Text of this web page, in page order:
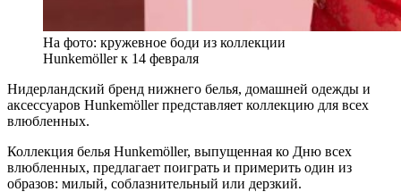
На фото: кружевное боди из коллекции
Hunkemöller к 14 февраля
Нидерландский бренд нижнего белья, домашней одежды и
аксессуаров Hunkemöller представляет коллекцию для всех
влюбленных.
Коллекция белья Hunkemöller, выпущенная ко Дню всех
влюбленных, предлагает поиграть и примерить один из
образов: милый, соблазнительный или дерзкий.